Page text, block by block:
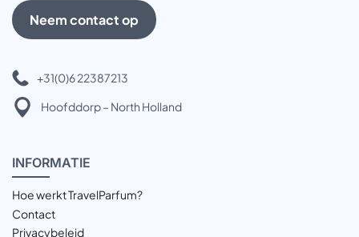
Neem contact op
+31(0)6 22387213
Hoofddorp – North Holland
INFORMATIE
Hoe werkt TravelParfum?
Contact
Privacybeleid